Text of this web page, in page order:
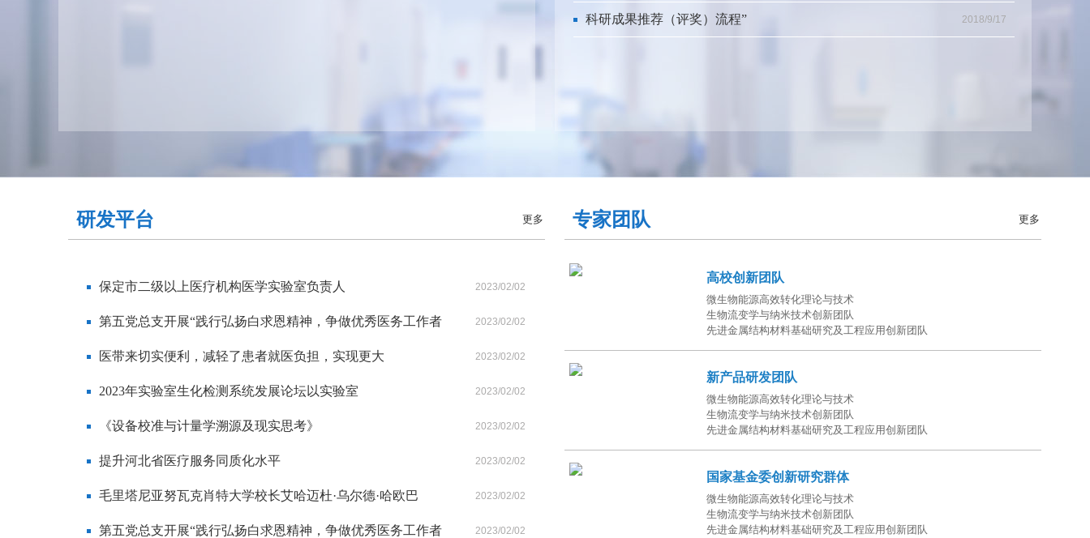
科研成果推荐（评奖）流程” 2018/9/17
研发平台 更多
保定市二级以上医疗机构医学实验室负责人 2023/02/02
第五党总支开展“践行弘扬白求恩精神，争做优秀医务工作者 2023/02/02
医带来切实便利，减轻了患者就医负担，实现更大 2023/02/02
2023年实验室生化检测系统发展论坛以实验室 2023/02/02
《设备校准与计量学溯源及现实思考》 2023/02/02
提升河北省医疗服务同质化水平 2023/02/02
毛里塔尼亚努瓦克肖特大学校长艾哈迈杜·乌尔德·哈欧巴 2023/02/02
第五党总支开展“践行弘扬白求恩精神，争做优秀医务工作者 2023/02/02
专家团队 更多
高校创新团队
微生物能源高效转化理论与技术
生物流变学与纳米技术创新团队
先进金属结构材料基础研究及工程应用创新团队
新产品研发团队
微生物能源高效转化理论与技术
生物流变学与纳米技术创新团队
先进金属结构材料基础研究及工程应用创新团队
国家基金委创新研究群体
微生物能源高效转化理论与技术
生物流变学与纳米技术创新团队
先进金属结构材料基础研究及工程应用创新团队